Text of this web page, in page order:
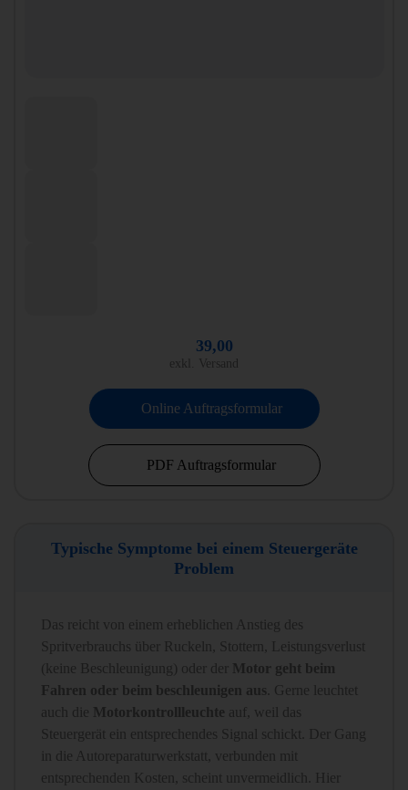
39,00
exkl. Versand
Online Auftragsformular
PDF Auftragsformular
Typische Symptome bei einem Steuergeräte
Problem
Das reicht von einem erheblichen Anstieg des
Spritverbrauchs über Ruckeln, Stottern, Leistungsverlust
(keine Beschleunigung) oder der
Motor geht beim
Fahren oder beim beschleunigen aus . Gerne leuchtet
auch die Motorkontrollleuchte auf, weil das
Steuergerät ein entsprechendes Signal schickt. Der Gang
in die Autoreparaturwerkstatt, verbunden mit
entsprechenden Kosten, scheint unvermeidlich. Hier